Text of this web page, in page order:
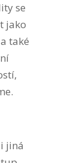
se
jako
také
jiná